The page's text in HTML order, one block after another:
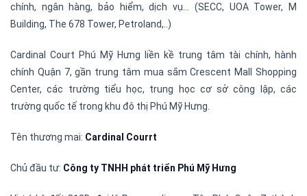
chính, ngân hàng, bảo hiểm, dịch vụ… (SECC, UOA Tower, M
Building, The 678 Tower, Petroland,..)
Cardinal Court Phú Mỹ Hưng liền kề trung tâm tài chính, hành
chính Quận 7, gần trung tâm mua sắm Crescent Mall Shopping
Center, các trường tiểu học, trung học cơ sở công lập, các
trường quốc tế trong khu đô thị Phú Mỹ Hưng.
Tên thương mai: Cardinal Courrt
Chủ đầu tư: Công ty TNHH phát triển Phú Mỹ Hưng